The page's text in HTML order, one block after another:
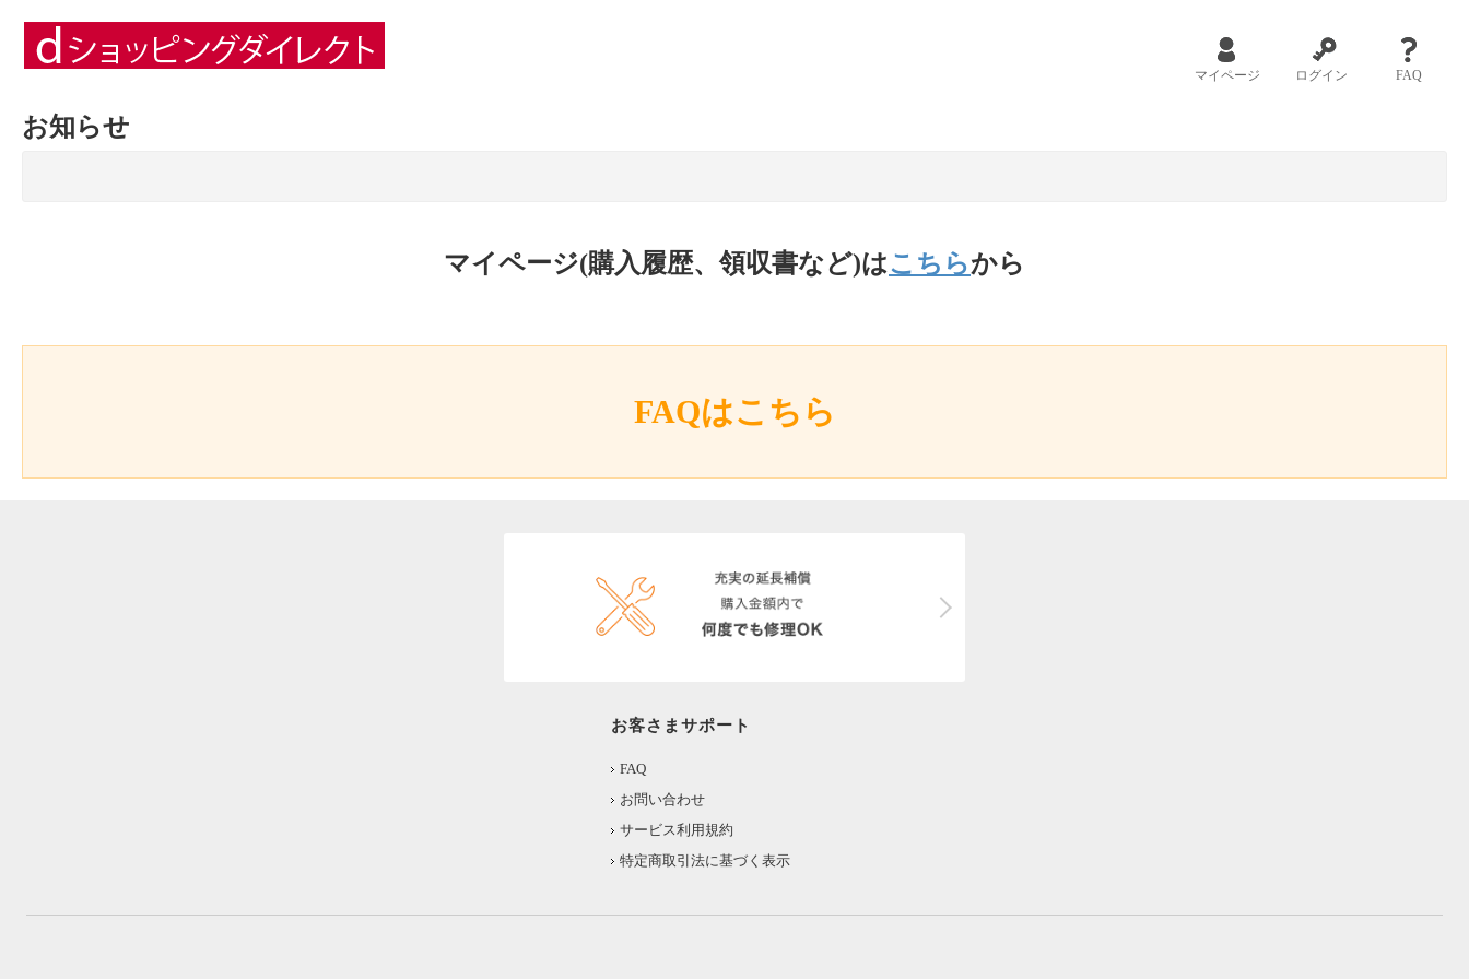
マイページ ログイン FAQ
お知らせ
マイページ(購入履歴、領収書など)はこちらから
FAQはこちら
お客さまサポート
FAQ
お問い合わせ
サービス利用規約
特定商取引法に基づく表示